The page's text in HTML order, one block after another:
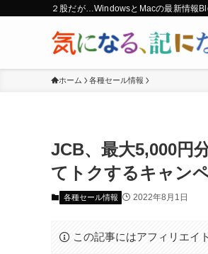
２股だが…WindowsとMacの最新情報
ホーム 各種セール情報
JCB、最大5,000円
てトクするキャン
各種セール情報 2022年8月1日
この記事にはアフィリエイ